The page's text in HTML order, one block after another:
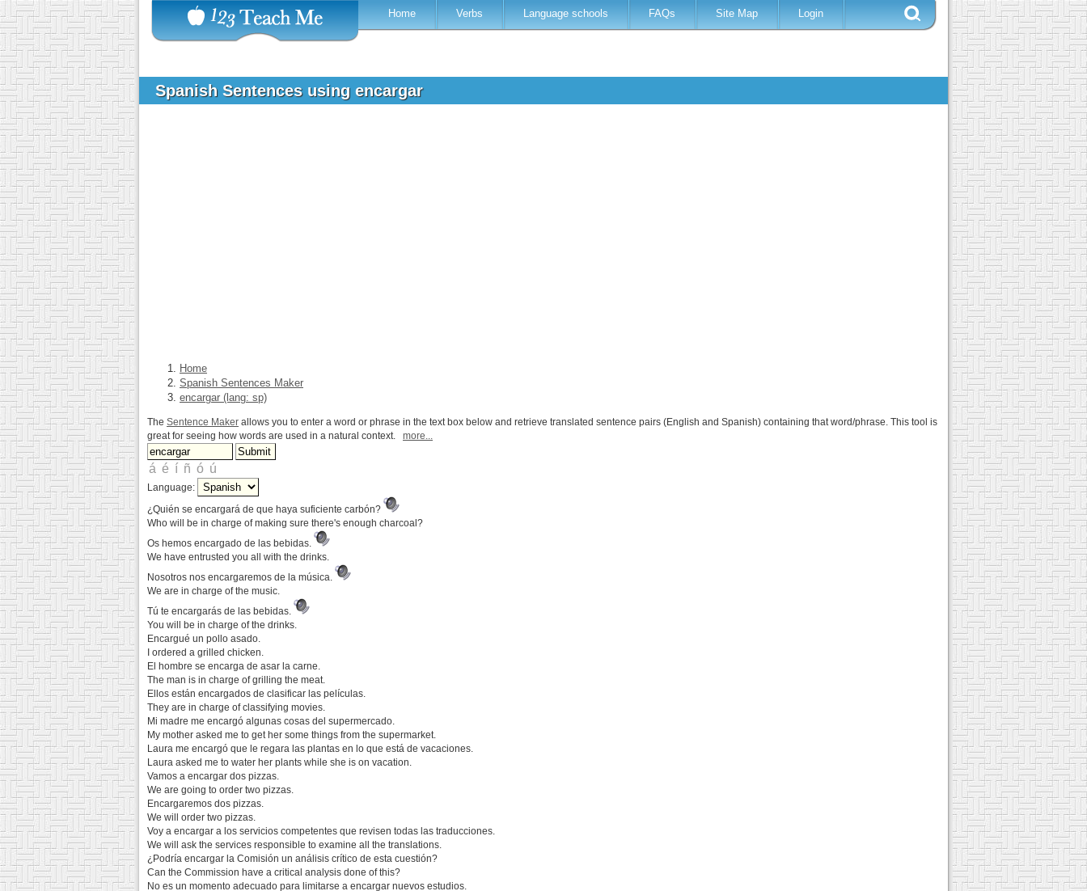
Home Verbs Language schools FAQs Site Map Login
Spanish Sentences using encargar
Home
Spanish Sentences Maker
encargar (lang: sp)
The Sentence Maker allows you to enter a word or phrase in the text box below and retrieve translated sentence pairs (English and Spanish) containing that word/phrase. This tool is
great for seeing how words are used in a natural context. more...
Language:
¿Quién se encargará de que haya suficiente carbón?
Who will be in charge of making sure there's enough charcoal?
Os hemos encargado de las bebidas.
We have entrusted you all with the drinks.
Nosotros nos encargaremos de la música.
We are in charge of the music.
Tú te encargarás de las bebidas.
You will be in charge of the drinks.
Encargué un pollo asado.
I ordered a grilled chicken.
El hombre se encarga de asar la carne.
The man is in charge of grilling the meat.
Ellos están encargados de clasificar las películas.
They are in charge of classifying movies.
Mi madre me encargó algunas cosas del supermercado.
My mother asked me to get her some things from the supermarket.
Laura me encargó que le regara las plantas en lo que está de vacaciones.
Laura asked me to water her plants while she is on vacation.
Vamos a encargar dos pizzas.
We are going to order two pizzas.
Encargaremos dos pizzas.
We will order two pizzas.
Voy a encargar a los servicios competentes que revisen todas las traducciones.
We will ask the services responsible to examine all the translations.
¿Podría encargar la Comisión un análisis crítico de esta cuestión?
Can the Commission have a critical analysis done of this?
No es un momento adecuado para limitarse a encargar nuevos estudios.